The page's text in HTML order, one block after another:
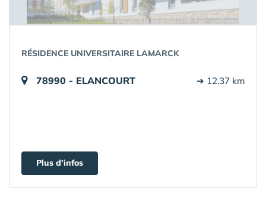
RÉSIDENCE UNIVERSITAIRE LAMARCK
78990 - ELANCOURT ➔ 12.37 km
Plus d'infos